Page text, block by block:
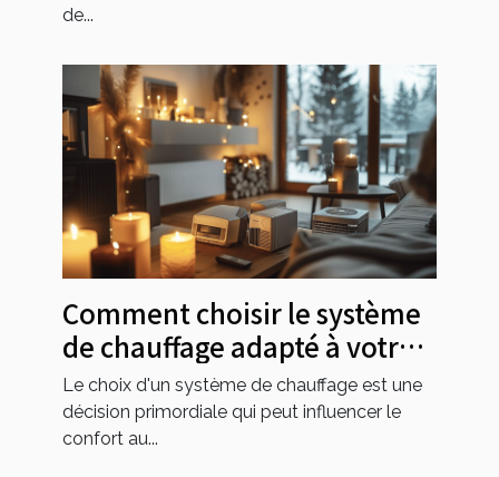
de...
Comment choisir le système
de chauffage adapté à votre
maison
Le choix d'un système de chauffage est une
décision primordiale qui peut influencer le
confort au...